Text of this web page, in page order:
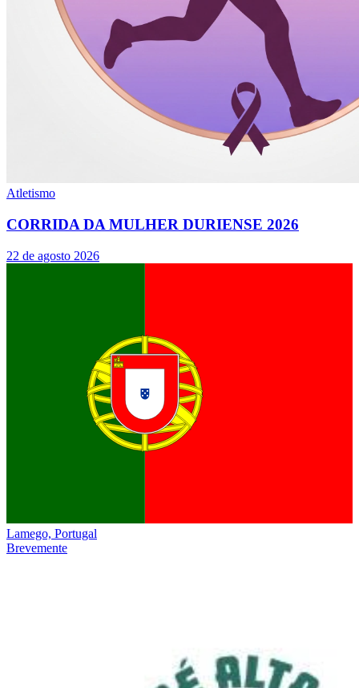
Atletismo
CORRIDA DA MULHER DURIENSE 2026
22 de agosto 2026
Lamego, Portugal
Brevemente